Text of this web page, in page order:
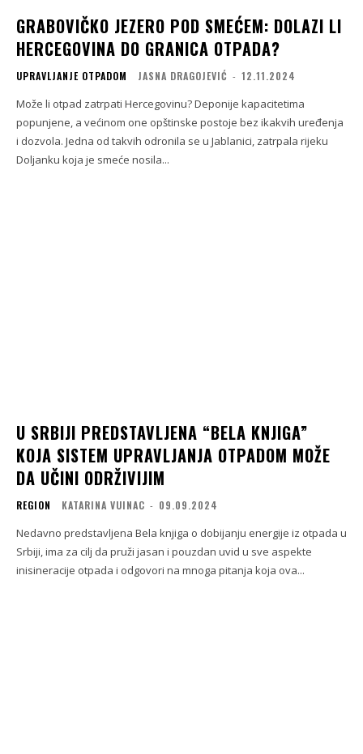
GRABOVIČKO JEZERO POD SMEĆEM: DOLAZI LI
HERCEGOVINA DO GRANICA OTPADA?
UPRAVLJANJE OTPADOM JASNA DRAGOJEVIĆ - 12.11.2024
Može li otpad zatrpati Hercegovinu? Deponije kapacitetima
popunjene, a većinom one opštinske postoje bez ikakvih uređenja
i dozvola. Jedna od takvih odronila se u Jablanici, zatrpala rijeku
Doljanku koja je smeće nosila...
U SRBIJI PREDSTAVLJENA “BELA KNJIGA”
KOJA SISTEM UPRAVLJANJA OTPADOM MOŽE
DA UČINI ODRŽIVIJIM
REGION KATARINA VUINAC - 09.09.2024
Nedavno predstavljena Bela knjiga o dobijanju energije iz otpada u
Srbiji, ima za cilj da pruži jasan i pouzdan uvid u sve aspekte
inisineracije otpada i odgovori na mnoga pitanja koja ova...